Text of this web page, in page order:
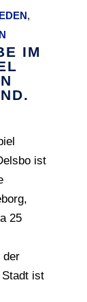
,
IM
ist
25
der
Stadt ist